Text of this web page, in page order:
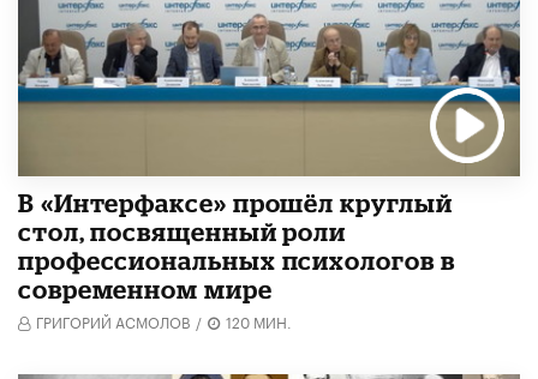
В «Интерфаксе» прошёл круглый
стол, посвященный роли
профессиональных психологов в
современном мире
ГРИГОРИЙ АСМОЛОВ / 120 МИН.